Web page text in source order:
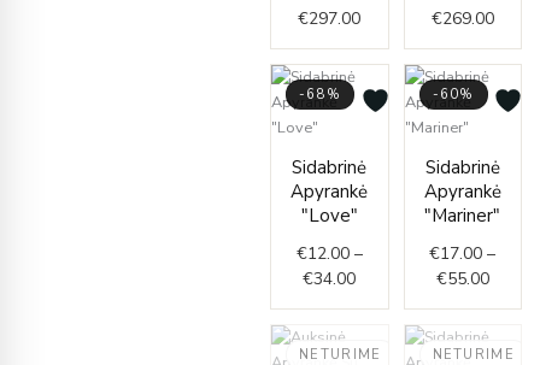
€297.00
€269.00
-68%
Sidabrinė
Apyrankė
"Love"
€12.00 –
€34.00
range:
€12.00
€34.00
-60%
Sidabrinė
Apyrankė
"Mariner"
€17.00 –
€55.00
range:
€17.00
€55.00
NETURIME NETURIME